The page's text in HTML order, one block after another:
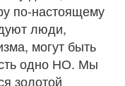
по-настоящему
люди,
могут быть
одно НО. Мы
золотой